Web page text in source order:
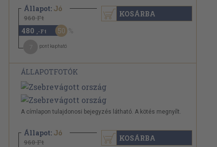
Állapot: Jó
960 Ft
480 ,-Ft 50
pont kapható
KOSÁRBA
ÁLLAPOTFOTÓK
A címlapon tulajdonosi bejegyzés látható. A kötés megnyílt.
Állapot: Jó
960 Ft KOSÁRBA